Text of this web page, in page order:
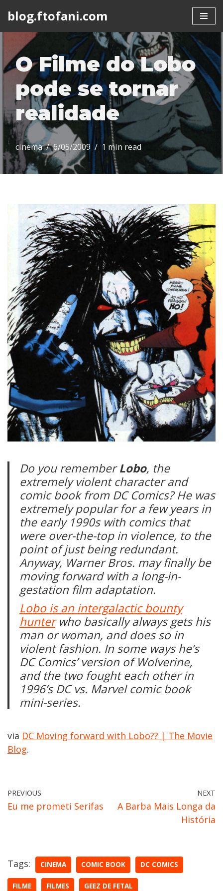
content
blog.ftofani.com
O Filme do Lobo
pode se tornar
realidade
cinema 6/05/2009 1 min read
Do you rememberLobo, the
extremely violent character and
comic book from DC Comics? He was
extremely popular for a few years in
the early 1990s with comics that
were over-the-top in violence, to the
point of just being redundant.
Anyway, Warner Bros. may finally be
moving forward with a long-in-
gestation film adaptation.
Lobo is an intergalactic bounty
hunterwho basically always gets his
man or woman, and does so in
violent fashion. In some ways he’s
DC Comics’ version of Wolverine,
and the two fought each other in
1996’s DC vs. Marvel comic book
mini-series.
via DC Moving forward with Lobo?? | The Movie
Blog.
PREVIOUS
Eu me prometi Serifas
NEXT
A Barba Mais Longa da
História
Tags: CINEMA COMIC BOOK DC COMICS
FILME FILMES GEEZ DE FETAL